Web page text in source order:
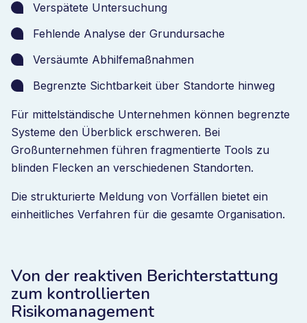
Verspätete Untersuchung
Fehlende Analyse der Grundursache
Versäumte Abhilfemaßnahmen
Begrenzte Sichtbarkeit über Standorte hinweg
Für mittelständische Unternehmen können begrenzte
Systeme den Überblick erschweren. Bei
Großunternehmen führen fragmentierte Tools zu
blinden Flecken an verschiedenen Standorten.
Die strukturierte Meldung von Vorfällen bietet ein
einheitliches Verfahren für die gesamte Organisation.
Von der reaktiven Berichterstattung
zum kontrollierten
Risikomanagement